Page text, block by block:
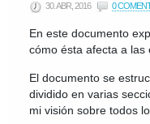
30. ABR, 2016 0
En este documento
cómo ésta afecta a
El documento se
dividido en varias
mi visión sobre todos